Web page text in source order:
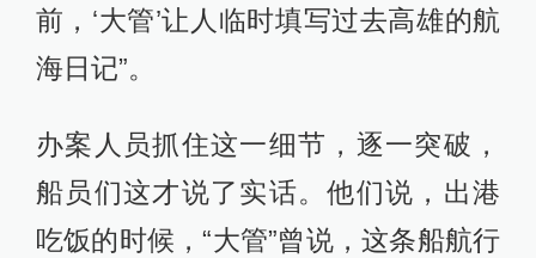
前，‘大管’让人临时填写过去高雄的航
海日记”。
办案人员抓住这一细节，逐一突破，
船员们这才说了实话。他们说，出港
吃饭的时候，“大管”曾说，这条船航行